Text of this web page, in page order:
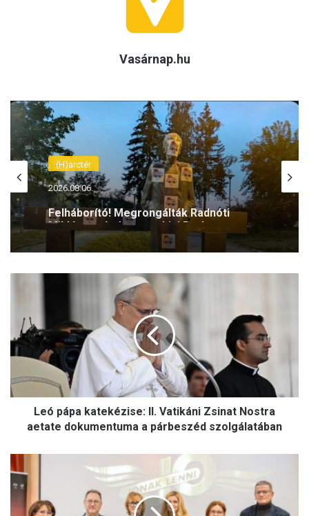
Vasárnap.hu
(H)arctér
2026.08.06.
Felháborító! Megrongálták Radnóti
Miklós szobrát a szerbiai Borban
á
k
a
é
z
s
Leó pápa katekézise: II. Vatikáni Zsinat Nostra
aetate dokumentuma a párbeszéd szolgálatában
J
ó
n